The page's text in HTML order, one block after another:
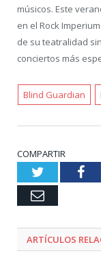
músicos. Este
en el Rock
de su teatralidad
conciertos más
Blind Guardian
COMPARTIR
Twitter
Email
ARTÍCULOS